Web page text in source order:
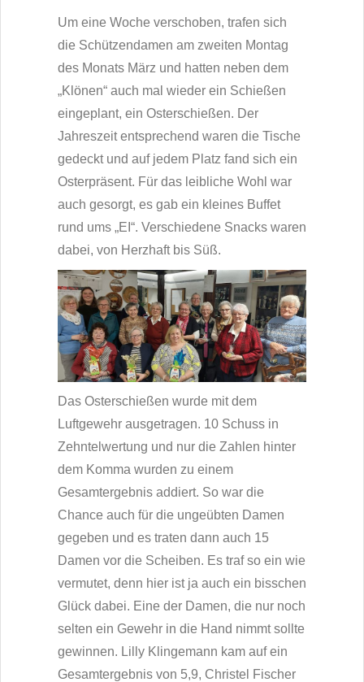
Um eine Woche verschoben, trafen sich
die Schützendamen am zweiten Montag
des Monats März und hatten neben dem
„Klönen“ auch mal wieder ein Schießen
eingeplant, ein Osterschießen. Der
Jahreszeit entsprechend waren die Tische
gedeckt und auf jedem Platz fand sich ein
Osterpräsent. Für das leibliche Wohl war
auch gesorgt, es gab ein kleines Buffet
rund ums „EI“. Verschiedene Snacks waren
dabei, von Herzhaft bis Süß.
Das Osterschießen wurde mit dem
Luftgewehr ausgetragen. 10 Schuss in
Zehntelwertung und nur die Zahlen hinter
dem Komma wurden zu einem
Gesamtergebnis addiert. So war die
Chance auch für die ungeübten Damen
gegeben und es traten dann auch 15
Damen vor die Scheiben. Es traf so ein wie
vermutet, denn hier ist ja auch ein bisschen
Glück dabei. Eine der Damen, die nur noch
selten ein Gewehr in die Hand nimmt sollte
gewinnen. Lilly Klingemann kam auf ein
Gesamtergebnis von 5,9, Christel Fischer